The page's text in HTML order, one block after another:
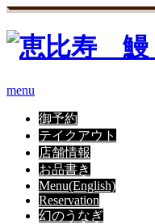
menu
御予約
テイクアウト
店舗情報
お品書き
Menu(English)
Reservation
幻のうなぎ